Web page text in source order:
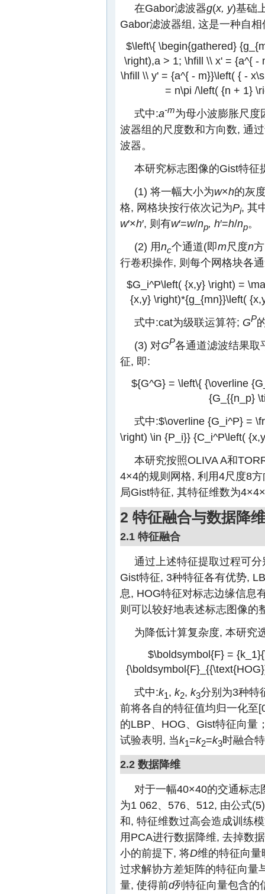
在Gabor滤波器g(x, y)基础
Gabor滤波器组, 这是一种自
$\left\{ \begin{gathered}
\right),a > 1; \hfill \\ x' = {a^{ -
\hfill \\ y' = {a^{ - m}}\left( { -
= n\pi /\left( {n + 1}
式中:a-m为母小波膨胀尺
波器组的尺度数和方向数, 通
波器。
本研究标志图像的Gist特征
(1) 将一幅大小为w×h的灰
格, 网格块按行依次记为Pi, 其
w′×h′, 则有w′=w/np, h′=h/np。
(2) 用nc个通道(即m尺度n
行卷积操作, 则每个网格块各
$G_i^P\left( {x,y} \right) =
{x,y} \right)*{g_{mn}}\left(
式中:cat为级联运算符; GP
(3) 对GP各通道滤波结果取
征, 即:
${G^G} = \left\{ {\overline
{G_{{n_p}
式中:$\overline {G_i^P} =
\right) \in {P_i}} {C_i^P\left(
本研究按照OLIVA A和
4×4的规则网格, 利用4尺度8
局Gist特征, 其特征维数为
2 特征融合与数据降维
2.1 特征融合
通过上述特征提取过程可
Gist特征, 3种特征各有优势,
息, HOG特征对标志边缘信息
则可以较好地表述标志图像的
为降低计算复杂度, 本研究
$\boldsymbol{F} =
式中:k1, k2, k3分别为3种特
前将各自的特征值均归一化至
的LBP、HOG、Gist特征向量
试验表明, 当k1=k2=k3时融合
2.2 数据降维
对于一幅40×40的交通标
为1 062、576、512, 由公式
和, 特征维数过高会造成训练
用PCA进行数据降维, 去掉数
小的前提下, 将D维的特征向量
过求解协方差矩阵的特征向量
量, 使得前d列特征向量包含的